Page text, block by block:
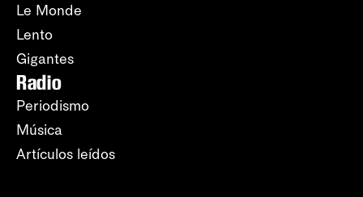
Le Monde
Lento
Gigantes
Radio
Periodismo
Música
Artículos leídos